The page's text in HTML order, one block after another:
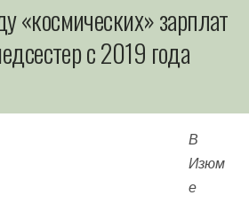
«космических» зарплат
с 2019 года
В
Изюм
е